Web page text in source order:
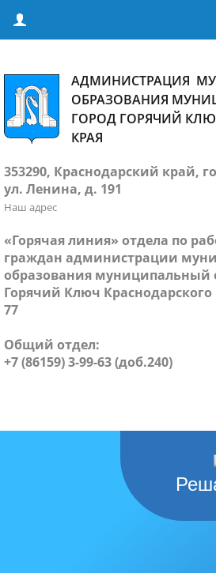
АДМИНИСТРАЦИЯ
ОБРАЗОВАНИЯ
ГОРОД ГОРЯЧИЙ
КРАЯ
353290, Краснодарский край,
ул. Ленина, д. 191
Наш адрес
«Горячая линия» отдела по
граждан администрации
образования муниципальный
Горячий Ключ Краснодарского
77
Общий отдел:
+7 (86159) 3-99-63 (доб.240)